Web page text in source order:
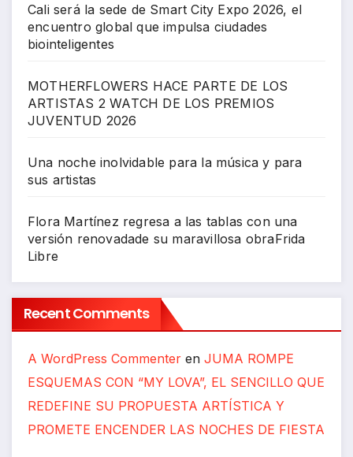
Cali será la sede de Smart City Expo 2026, el
encuentro global que impulsa ciudades
biointeligentes
MOTHERFLOWERS HACE PARTE DE LOS
ARTISTAS 2 WATCH DE LOS PREMIOS
JUVENTUD 2026
Una noche inolvidable para la música y para
sus artistas
Flora Martínez regresa a las tablas con una
versión renovadade su maravillosa obraFrida
Libre
Recent Comments
A WordPress Commenter en JUMA ROMPE
ESQUEMAS CON “MY LOVA”, EL SENCILLO QUE
REDEFINE SU PROPUESTA ARTÍSTICA Y
PROMETE ENCENDER LAS NOCHES DE FIESTA